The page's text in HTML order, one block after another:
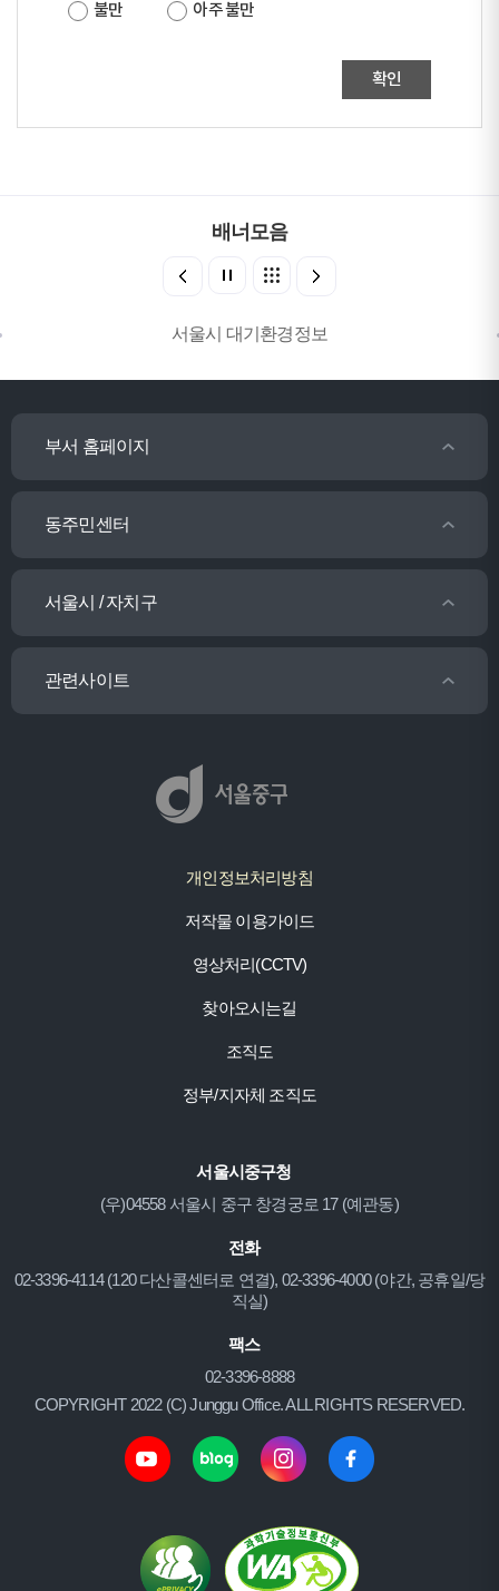
불만
아주 불만
확인
배너모음
서울시 대기환경정보
부서 홈페이지
동주민센터
서울시 / 자치구
관련사이트
개인정보처리방침
저작물 이용가이드
영상처리(CCTV)
찾아오시는길
조직도
정부/지자체 조직도
서울시중구청
(우)04558 서울시 중구 창경궁로 17 (예관동)
전화
02-3396-4114 (120 다산콜센터로 연결), 02-3396-4000 (야간, 공휴일/당
직실)
팩스
02-3396-8888
COPYRIGHT 2022 (C) Junggu Office. ALL RIGHTS RESERVED.